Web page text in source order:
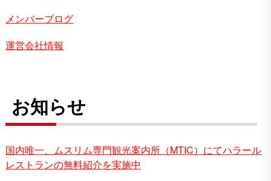
メンバーブログ
運営会社情報
お知らせ
国内唯一、ムスリム専門観光案内所（MTIC）にてハラール
レストランの無料紹介を実施中